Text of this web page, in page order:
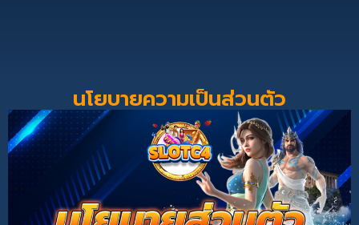
นโยบายความเป็นส่วนตัว